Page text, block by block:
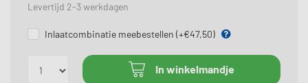
Levertijd 2-3 werkdagen
Opties
Inlaatcombinatie meebestellen (+€47,50)
In winkelmandje